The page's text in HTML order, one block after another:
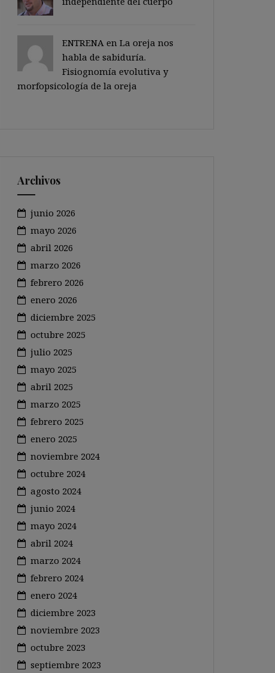
ENTRENA en La oreja nos
habla de sabiduría.
Fisiognomía evolutiva y
morfopsicología de la oreja
Archivos
junio 2026
mayo 2026
abril 2026
marzo 2026
febrero 2026
enero 2026
diciembre 2025
octubre 2025
julio 2025
mayo 2025
abril 2025
marzo 2025
febrero 2025
enero 2025
noviembre 2024
octubre 2024
agosto 2024
junio 2024
mayo 2024
abril 2024
marzo 2024
febrero 2024
enero 2024
diciembre 2023
noviembre 2023
octubre 2023
septiembre 2023